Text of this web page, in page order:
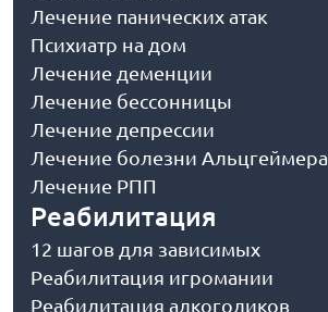
Лечение панических атак
Психиатр на дом
Лечение деменции
Лечение бессонницы
Лечение депрессии
Лечение болезни Альцгеймера
Лечение РПП
Реабилитация
12 шагов для зависимых
Реабилитация игромании
Реабилитация алкоголиков